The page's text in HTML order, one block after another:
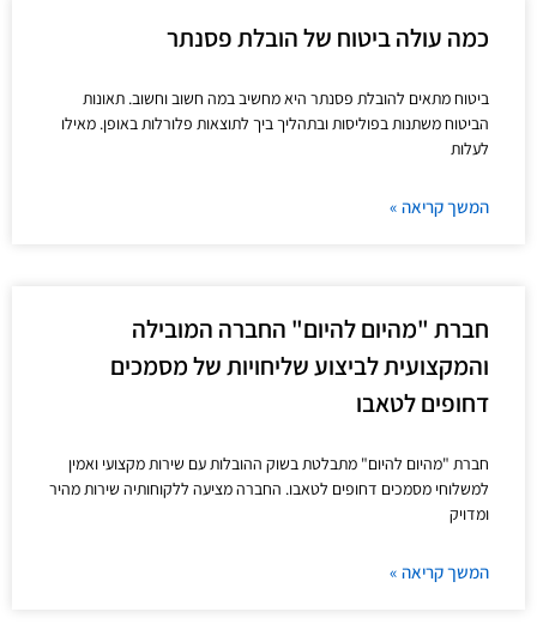
כמה עולה ביטוח של הובלת פסנתר
ביטוח מתאים להובלת פסנתר היא מחשיב במה חשוב וחשוב. תאונות
הביטוח משתנות בפוליסות ובתהליך ביך לתוצאות פלורלות באופן. מאילו
לעלות
המשך קריאה »
חברת "מהיום להיום" החברה המובילה
והמקצועית לביצוע שליחויות של מסמכים
דחופים לטאבו
חברת "מהיום להיום" מתבלטת בשוק ההובלות עם שירות מקצועי ואמין
למשלוחי מסמכים דחופים לטאבו. החברה מציעה ללקוחותיה שירות מהיר
ומדויק
המשך קריאה »